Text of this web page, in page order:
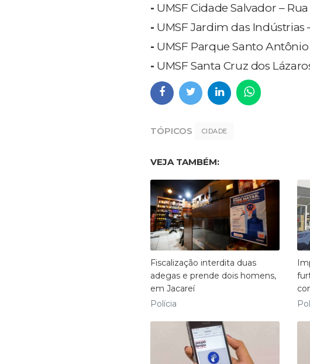
- UMSF Cidade Salvador –
- UMSF Jardim das Indústrias
- UMSF Parque Santo Antônio
- UMSF Santa Cruz dos
TÓPICOS CIDADE
VEJA TAMBÉM:
Fiscalização interdita duas
adegas e prende dois homens,
em Jacareí
Polícia